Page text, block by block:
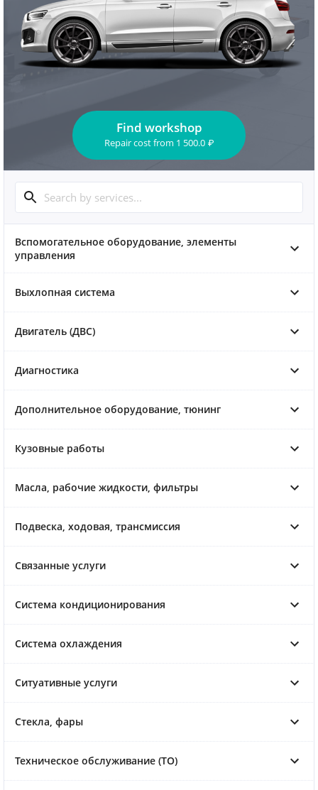
Find workshop
Repair costfrom 1 500.0 ₽
Вспомогательное оборудование, элементы
управления
Выхлопная система
Двигатель (ДВС)
Диагностика
Дополнительное оборудование, тюнинг
Кузовные работы
Масла, рабочие жидкости, фильтры
Подвеска, ходовая, трансмиссия
Связанные услуги
Система кондиционирования
Система охлаждения
Ситуативные услуги
Стекла, фары
Техническое обслуживание (ТО)